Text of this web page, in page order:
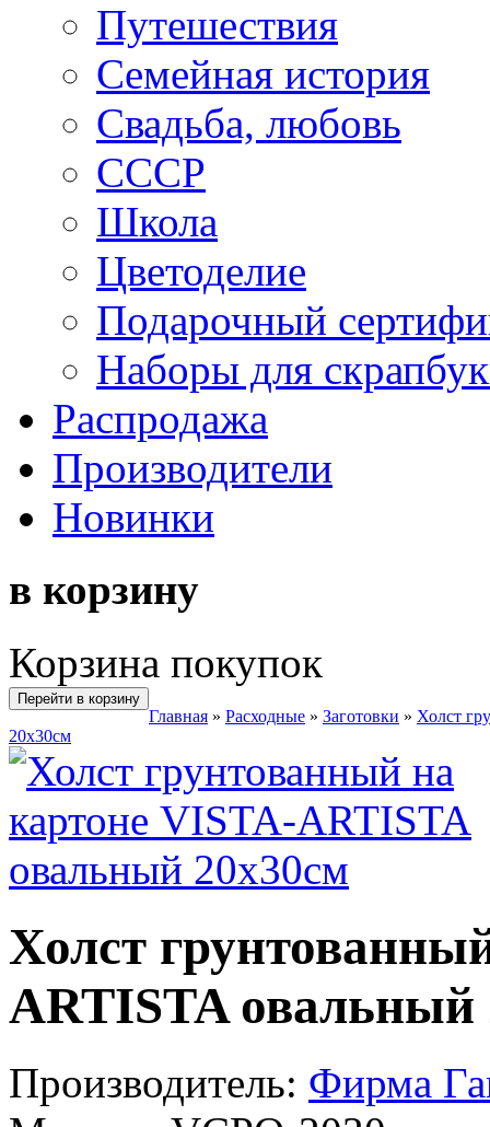
Путешествия
Семейная история
Свадьба, любовь
СССР
Школа
Цветоделие
Подарочный
Наборы для
Распродажа
Производители
Новинки
в корзину
Корзина покупок
Перейти в корзину
Главная » Расходные » Заготовки » Холст
20х30см
Холст
ARTISTA овальный
Производитель: Фирма